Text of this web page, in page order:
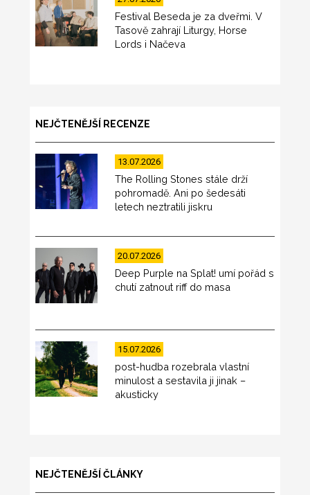
Festival Beseda je za dveřmi. V
Tasově zahrají Liturgy, Horse
Lords i Načeva
NEJČTENĚJŠÍ RECENZE
13.07.2026
The Rolling Stones stále drží
pohromadě. Ani po šedesáti
letech neztratili jiskru
20.07.2026
Deep Purple na Splat! umí pořád s
chutí zatnout riff do masa
15.07.2026
post-hudba rozebrala vlastní
minulost a sestavila ji jinak –
akusticky
NEJČTENĚJŠÍ ČLÁNKY